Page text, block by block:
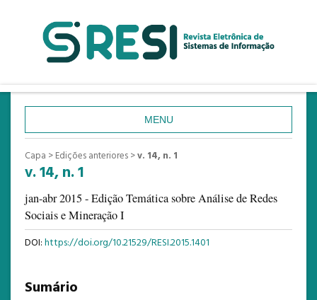
MENU
CAPA
SOBRE
ACESSO
CADASTRO
PESQUISA
Capa >Edições anteriores>v. 14, n. 1
v. 14, n. 1
jan-abr 2015 - Edição Temática sobre Análise de Redes
Sociais e Mineração I
DOI:https://doi.org/10.21529/RESI.2015.1401
Sumário